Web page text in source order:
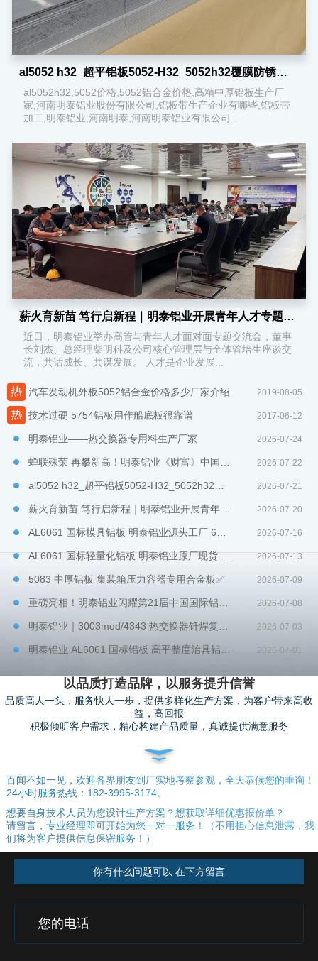
al5052 h32_超平铝板5052-H32_5052h32覆膜防锈铝板
al5052h32,5052价格,5052铝合金价格,高精中厚铝板生产厂
家,河南明泰铝业股份有限公司,铝板带生产企业有哪些,铝板带
加工,明泰铝业,河南明泰,河南明泰铝业有限公司...
薪火育新苗 笃行启新程｜明泰铝业开展青年人才专题交流会
近日，明泰铝业举办高管与青年人才面对面专题交流会，董事
长刘杰、总经理柴明科及公司核心管理层与全体管培生座谈交
流，共话成长、共谋发展。 人才是企业发展...
汽车发动机外板5052铝合金价格多少厂家介绍 2019-08-05
技术过硬 5754铝板用作船底板很靠谱 2017-06-12
明泰铝业——热交换器专用料生产厂家 2026-07-24
2026-07-22
2026-07-21
薪火育新苗 笃行启新程｜明泰铝业开展青年人才专题交流会 2026-07-20
2026-07-16
2026-07-13
5083 中厚铝板 集装箱压力容器专用合金板✅️ 2026-07-09
2026-07-08
2026-07-03
2026-07-01
以品质打造品牌，以服务提升信誉
品质高人一头，服务快人一步，提供多样化生产方案，为客户带来高收
益，高回报
积极倾听客户需求，精心构建产品质量，真诚提供满意服务
百闻不如一见，欢迎各界朋友到厂实地考察参观，全天恭候您的垂询！
24小时服务热线：182-3995-3174。
想要自身技术人员为您设计生产方案？想获取详细优惠报价单？
请留言，专业经理即可开始为您一对一服务！（不用担心信息泄露，我
们将为客户提供信息保密服务！）
你有什么问题可以 在下方留言